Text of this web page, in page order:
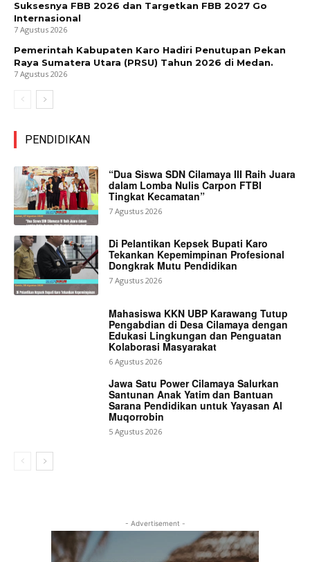
Suksesnya FBB 2026 dan Targetkan FBB 2027 Go
Internasional
7 Agustus 2026
Pemerintah Kabupaten Karo Hadiri Penutupan Pekan
Raya Sumatera Utara (PRSU) Tahun 2026 di Medan.
7 Agustus 2026
PENDIDIKAN
“Dua Siswa SDN Cilamaya III Raih Juara
dalam Lomba Nulis Carpon FTBI
Tingkat Kecamatan”
7 Agustus 2026
Di Pelantikan Kepsek Bupati Karo
Tekankan Kepemimpinan Profesional
Dongkrak Mutu Pendidikan
7 Agustus 2026
Mahasiswa KKN UBP Karawang Tutup
Pengabdian di Desa Cilamaya dengan
Edukasi Lingkungan dan Penguatan
Kolaborasi Masyarakat
6 Agustus 2026
Jawa Satu Power Cilamaya Salurkan
Santunan Anak Yatim dan Bantuan
Sarana Pendidikan untuk Yayasan Al
Muqorrobin
5 Agustus 2026
- Advertisement -